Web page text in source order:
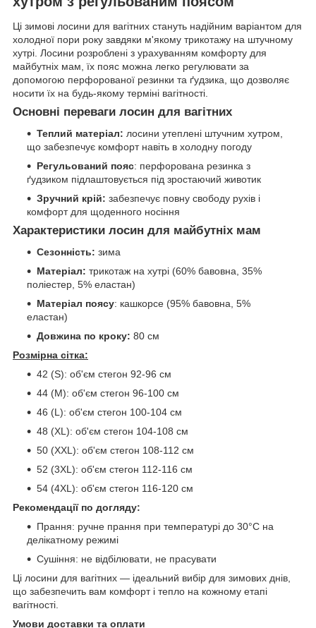
Ці зимові лосини для вагітних стануть надійним варіантом для
холодної пори року завдяки м'якому трикотажу на штучному
хутрі. Лосини розроблені з урахуванням комфорту для
майбутніх мам, їх пояс можна легко регулювати за
допомогою перфорованої резинки та ґудзика, що дозволяє
носити їх на будь-якому терміні вагітності.
Основні переваги лосин для вагітних
Теплий матеріал: лосини утеплені штучним хутром,
що забезпечує комфорт навіть в холодну погоду
Регульований пояс: перфорована резинка з
ґудзиком підлаштовується під зростаючий животик
Зручний крій: забезпечує повну свободу рухів і
комфорт для щоденного носіння
Характеристики лосин для майбутніх мам
Сезонність: зима
Матеріал: трикотаж на хутрі (60% бавовна, 35%
поліестер, 5% еластан)
Матеріал поясу: кашкорсе (95% бавовна, 5%
еластан)
Довжина по кроку: 80 см
Розмірна сітка:
42 (S): об'єм стегон 92-96 см
44 (M): об'єм стегон 96-100 см
46 (L): об'єм стегон 100-104 см
48 (XL): об'єм стегон 104-108 см
50 (XXL): об'єм стегон 108-112 см
52 (3XL): об'єм стегон 112-116 см
54 (4XL): об'єм стегон 116-120 см
Рекомендації по догляду:
Прання: ручне прання при температурі до 30°C на
делікатному режимі
Сушіння: не відбілювати, не прасувати
Ці лосини для вагітних — ідеальний вибір для зимових днів,
що забезпечить вам комфорт і тепло на кожному етапі
вагітності.
Умови доставки та оплати